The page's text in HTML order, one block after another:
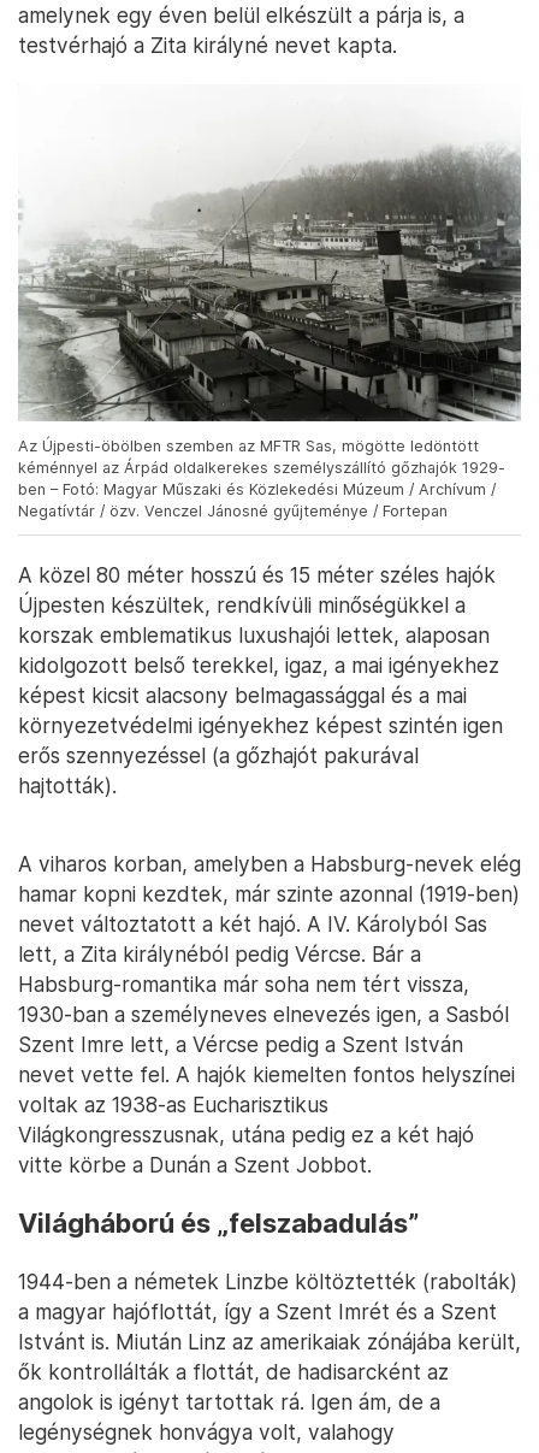
amelynek egy éven belül elkészült a párja is, a
testvérhajó a Zita királyné nevet kapta.
Az Újpesti-öbölben szemben az MFTR Sas, mögötte ledöntött
kéménnyel az Árpád oldalkerekes személyszállító gőzhajók 1929-
ben – Fotó: Magyar Műszaki és Közlekedési Múzeum / Archívum /
Negatívtár / özv. Venczel Jánosné gyűjteménye / Fortepan
A közel 80 méter hosszú és 15 méter széles hajók
Újpesten készültek, rendkívüli minőségükkel a
korszak emblematikus luxushajói lettek, alaposan
kidolgozott belső terekkel, igaz, a mai igényekhez
képest kicsit alacsony belmagassággal és a mai
környezetvédelmi igényekhez képest szintén igen
erős szennyezéssel (a gőzhajót pakurával
hajtották).
A viharos korban, amelyben a Habsburg-nevek elég
hamar kopni kezdtek, már szinte azonnal (1919-ben)
nevet változtatott a két hajó. A IV. Károlyból Sas
lett, a Zita királynéból pedig Vércse. Bár a
Habsburg-romantika már soha nem tért vissza,
1930-ban a személyneves elnevezés igen, a Sasból
Szent Imre lett, a Vércse pedig a Szent István
nevet vette fel. A hajók kiemelten fontos helyszínei
voltak az 1938-as Eucharisztikus
Világkongresszusnak, utána pedig ez a két hajó
vitte körbe a Dunán a Szent Jobbot.
Világháború és „felszabadulás”
1944-ben a németek Linzbe költöztették (rabolták)
a magyar hajóflottát, így a Szent Imrét és a Szent
Istvánt is. Miután Linz az amerikaiak zónájába került,
ők kontrollálták a flottát, de hadisarcként az
angolok is igényt tartottak rá. Igen ám, de a
legénységnek honvágya volt, valahogy